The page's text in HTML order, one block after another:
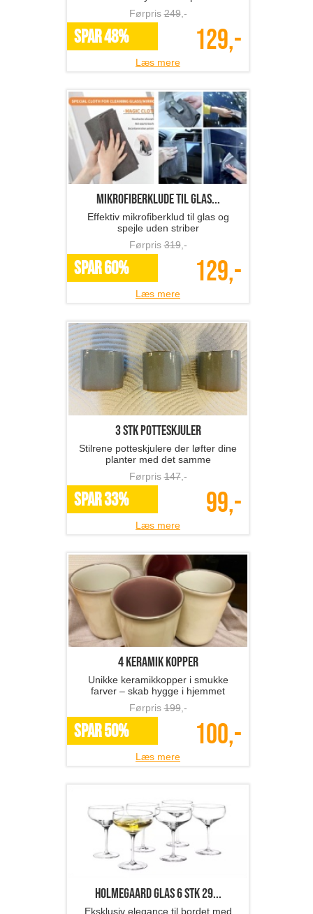
Førpris249,-
SPAR 48% 129,-
Læs mere
Mikrofiberklude til glas...
Effektiv mikrofiberklud til glas og
spejle uden striber
Førpris319,-
SPAR 60% 129,-
Læs mere
3 stk potteskjuler
Stilrene potteskjulere der løfter dine
planter med det samme
Førpris147,-
SPAR 33% 99,-
Læs mere
4 keramik kopper
Unikke keramikkopper i smukke
farver – skab hygge i hjemmet
Førpris199,-
SPAR 50% 100,-
Læs mere
Holmegaard glas 6 stk 29...
Eksklusiv elegance til bordet med